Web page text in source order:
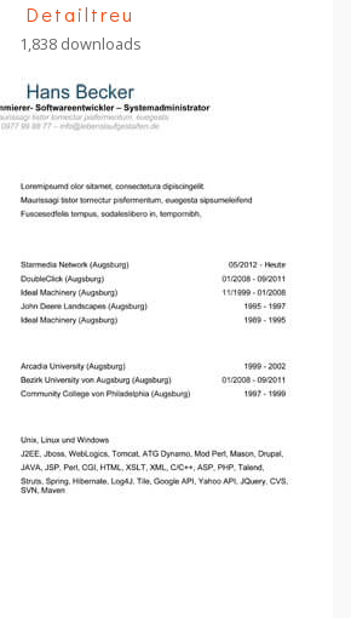
Detailtreu
1,838 downloads